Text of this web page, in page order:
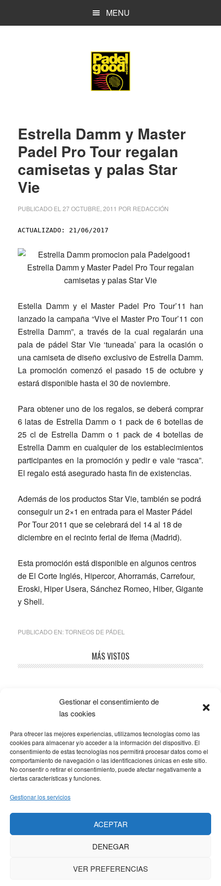
Gestionar el consentimiento de
las cookies
Para ofrecer las mejores experiencias, utilizamos tecnologías como las
cookies para almacenar y/o acceder a la información del dispositivo. El
consentimiento de estas tecnologías nos permitirá procesar datos como el
comportamiento de navegación o las identificaciones únicas en este sitio.
No consentir o retirar el consentimiento, puede afectar negativamente a
ciertas características y funciones.
Gestionar los servicios
ACEPTAR
DENEGAR
VER PREFERENCIAS
MENU
Estrella Damm y Master
Padel Pro Tour regalan
camisetas y palas Star
Vie
PUBLICADO EL 27 OCTUBRE, 2011 POR REDACCIÓN
ACTUALIZADO: 21/06/2017
Estella Damm y el Master Padel Pro Tour’11 han
lanzado la campaña “Vive el Master Pro Tour’11 con
Estrella Damm”, a través de la cual regalarán una
pala de pádel Star Vie ‘tuneada’ para la ocasión o
una camiseta de diseño exclusivo de Estrella Damm.
La promoción comenzó el pasado 15 de octubre y
estará disponible hasta el 30 de noviembre.
Para obtener uno de los regalos, se deberá comprar
6 latas de Estrella Damm o 1 pack de 6 botellas de
25 cl de Estrella Damm o 1 pack de 4 botellas de
Estrella Damm en cualquier de los establecimientos
participantes en la promoción y pedir e vale “rasca”.
El regalo está asegurado hasta fin de existencias.
Además de los productos Star Vie, también se podrá
conseguir un 2×1 en entrada para el Master Pádel
Por Tour 2011 que se celebrará del 14 al 18 de
diciembre en el recinto ferial de Ifema (Madrid).
Esta promoción está disponible en algunos centros
de El Corte Inglés, Hipercor, Ahorramás, Carrefour,
Eroski, Hiper Usera, Sánchez Romeo, Hiber, Gigante
y Shell.
PUBLICADO EN:TORNEOS DE PÁDEL
lateral
MÁS VISTOS
Popular Recent Comments
SOBRE LA AFILIACIÓN
Los costes de este blog se sufragan en parte mediante
enlaces de afiliación, que hacen que se gane una
de los mismos. No hay ningún coste adicional para ti, y
solo enlazo a productos que yo mismo uso y